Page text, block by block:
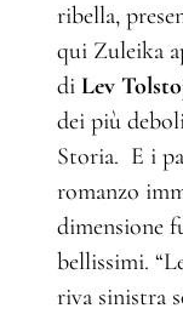
ribella,
qui Zuleika
di Lev
dei più
Storia. E i
romanzo
dimensione
bellissimi.
riva sinistra